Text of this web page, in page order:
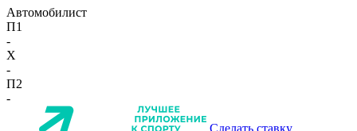
Автомобилист
П1
-
X
-
П2
-
Сделать ставку